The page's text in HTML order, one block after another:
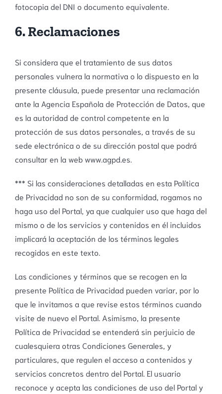
fotocopia del DNI o documento equivalente.
6. Reclamaciones
Si considera que el tratamiento de sus datos
personales vulnera la normativa o lo dispuesto en la
presente cláusula, puede presentar una reclamación
ante la Agencia Española de Protección de Datos, que
es la autoridad de control competente en la
protección de sus datos personales, a través de su
sede electrónica o de su dirección postal que podrá
consultar en la web www.agpd.es.
*** Si las consideraciones detalladas en esta Política
de Privacidad no son de su conformidad, rogamos no
haga uso del Portal, ya que cualquier uso que haga del
mismo o de los servicios y contenidos en él incluidos
implicará la aceptación de los términos legales
recogidos en este texto.
Las condiciones y términos que se recogen en la
presente Política de Privacidad pueden variar, por lo
que le invitamos a que revise estos términos cuando
visite de nuevo el Portal. Asimismo, la presente
Política de Privacidad se entenderá sin perjuicio de
cualesquiera otras Condiciones Generales, y
particulares, que regulen el acceso a contenidos y
servicios concretos dentro del Portal. El usuario
reconoce y acepta las condiciones de uso del Portal y